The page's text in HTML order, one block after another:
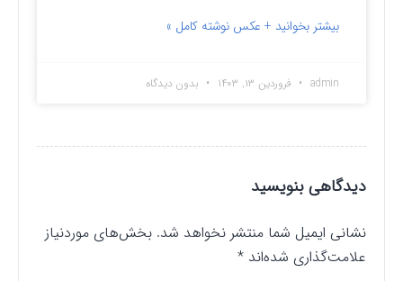
بیشتر بخوانید + عکس نوشته کامل »
admin فروردین ۱۳, ۱۴۰۳ بدون دیدگاه
دیدگاهی بنویسید
نشانی ایمیل شما منتشر نخواهد شد. بخش‌های موردنیاز
علامت‌گذاری شده‌اند*